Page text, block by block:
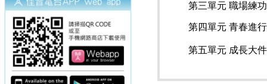
第三單元 職場練
第四單元 青春進
第五單元 成長大